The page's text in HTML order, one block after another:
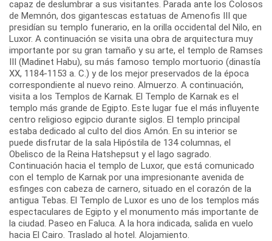
capaz de deslumbrar a sus visitantes. Parada ante los Colosos
de Memnón, dos gigantescas estatuas de Amenofis III que
presidían su templo funerario, en la orilla occidental del Nilo, en
Luxor. A continuación se visita una obra de arquitectura muy
importante por su gran tamaño y su arte, el templo de Ramses
III (Madinet Habu), su más famoso templo mortuorio (dinastía
XX, 1184-1153 a. C.) y de los mejor preservados de la época
correspondiente al nuevo reino. Almuerzo. A continuación,
visita a los Templos de Karnak. El Templo de Karnak es el
templo más grande de Egipto. Este lugar fue el más influyente
centro religioso egipcio durante siglos. El templo principal
estaba dedicado al culto del dios Amón. En su interior se
puede disfrutar de la sala Hipóstila de 134 columnas, el
Obelisco de la Reina Hatshepsut y el lago sagrado.
Continuación hacia el templo de Luxor, que está comunicado
con el templo de Karnak por una impresionante avenida de
esfinges con cabeza de carnero, situado en el corazón de la
antigua Tebas. El Templo de Luxor es uno de los templos más
espectaculares de Egipto y el monumento más importante de
la ciudad. Paseo en Faluca. A la hora indicada, salida en vuelo
hacia El Cairo. Traslado al hotel. Alojamiento.